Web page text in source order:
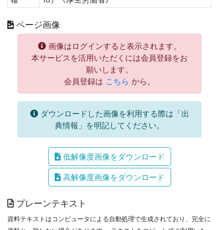
ページ画像
画像はログインすると表示されます。
本サービスを活用いただくには会員登録をお
願いします。
会員登録は こちら から。
ダウンロードした画像を利用する際は「出
典情報」を明記してください。
低解像度画像をダウンロード
高解像度画像をダウンロード
プレーンテキスト
資料テキストはコンピュータによる自動処理で生成されており、完全に